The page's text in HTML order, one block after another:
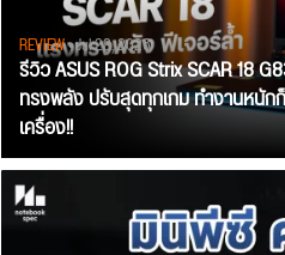
REVIEW• Jul 28, 2026
รีวิว ASUS ROG Strix SCAR 18
ทรงพลัง ปรับสุดทุกเกม ทำงานหนัก
เครื่อง!!